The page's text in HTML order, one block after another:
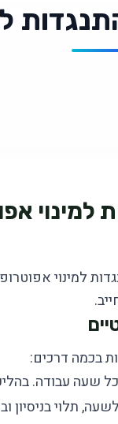
למינוי
למינוי
בכמה דרכים:
כל שעה עבודה.